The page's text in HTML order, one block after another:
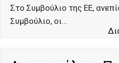
Στο Συμβούλιο της ΕΕ,
Συμβούλιο, οι...